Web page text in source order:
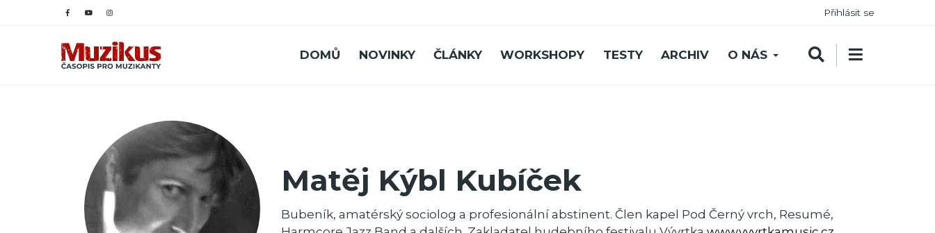
Přihlásit se
DOMŮ NOVINKY ČLÁNKY WORKSHOPY TESTY ARCHIV O NÁS
Matěj Kýbl Kubíček
Bubeník, amatérský sociolog a profesionální abstinent. Člen kapel Pod Černý vrch, Resumé,